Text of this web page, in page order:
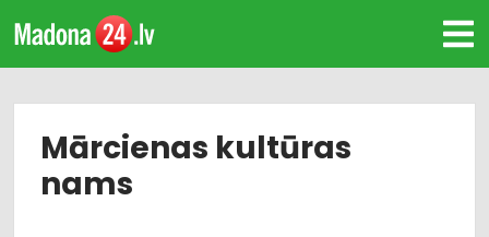
Mārcienas kultūras
nams